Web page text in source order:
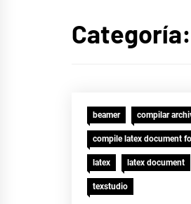
Categoría:
beamer compilar
compile latex document
latex latex document
texstudio